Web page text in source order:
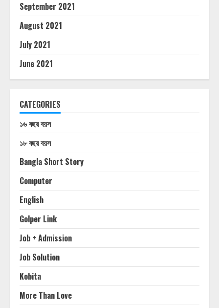
September 2021
August 2021
July 2021
June 2021
CATEGORIES
১৬ বছর বয়স
১৮ বছর বয়স
Bangla Short Story
Computer
English
Golper Link
Job + Admission
Job Solution
Kobita
More Than Love